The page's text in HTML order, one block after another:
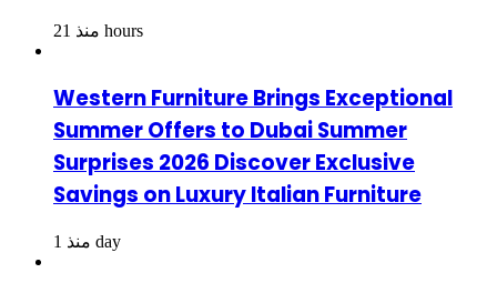
منذ 21 hours
Western Furniture Brings Exceptional
Summer Offers to Dubai Summer
Surprises 2026 Discover Exclusive
Savings on Luxury Italian Furniture
منذ 1 day